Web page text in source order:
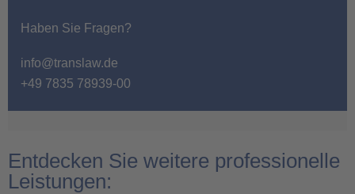
Haben Sie Fragen?
info@translaw.de
+49 7835 78939-00
Entdecken Sie weitere professionelle
Leistungen: